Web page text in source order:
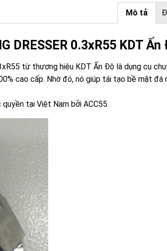
Mô tả
DRESSER 0.3xR55 KDT
từ thương hiệu KDT Ấn Độ là dụng cụ
cao cấp. Nhờ đó, nó giúp tái tạo bề mặt
tại Việt Nam bởi ACC55.